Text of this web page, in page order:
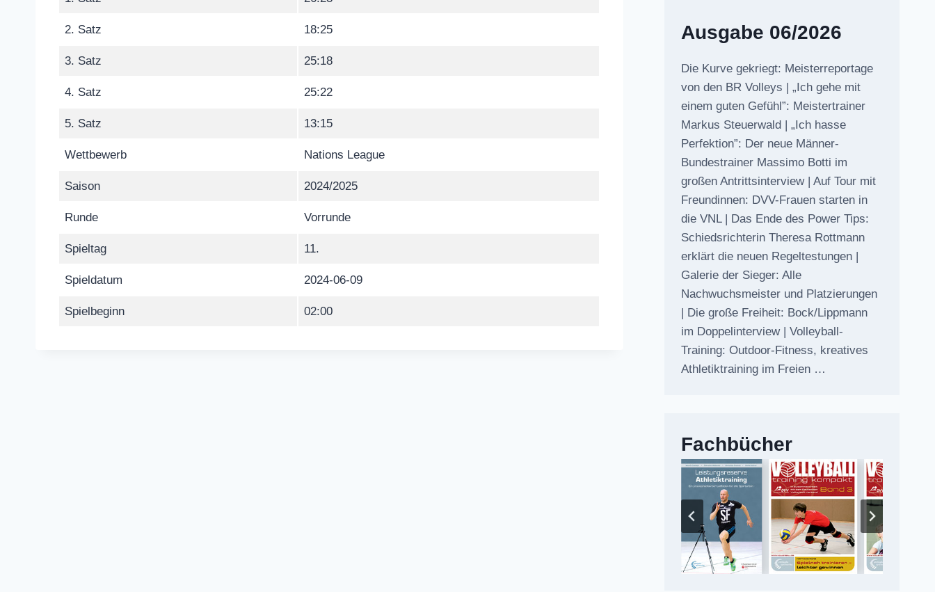
2. Satz 18:25
3. Satz 25:18
4. Satz 25:22
5. Satz 13:15
Wettbewerb Nations League
Saison 2024/2025
Runde Vorrunde
Spieltag 11.
Spieldatum 2024-06-09
Spielbeginn 02:00
Ausgabe 06/2026
Die Kurve gekriegt: Meisterreportage
von den BR Volleys | „Ich gehe mit
einem guten Gefühl”: Meistertrainer
Markus Steuerwald | „Ich hasse
Perfektion”: Der neue Männer-
Bundestrainer Massimo Botti im
großen Antrittsinterview | Auf Tour mit
Freundinnen: DVV-Frauen starten in
die VNL | Das Ende des Power Tips:
Schiedsrichterin Theresa Rottmann
erklärt die neuen Regeltestungen |
Galerie der Sieger: Alle
Nachwuchsmeister und Platzierungen
| Die große Freiheit: Bock/Lippmann
im Doppelinterview | Volleyball-
Training: Outdoor-Fitness, kreatives
Athletiktraining im Freien …
Fachbücher